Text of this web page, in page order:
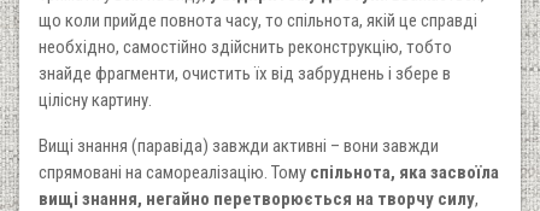
що коли прийде повнота часу, то спільнота, якій це справді
необхідно, самостійно здійснить реконструкцію, тобто
знайде фрагменти, очистить їх від забруднень і збере в
цілісну картину.
Вищі знання (паравіда) завжди активні – вони завжди
спрямовані на самореалізацію. Тому спільнота, яка засвоїла
вищі знання, негайно перетворюється на творчу силу,